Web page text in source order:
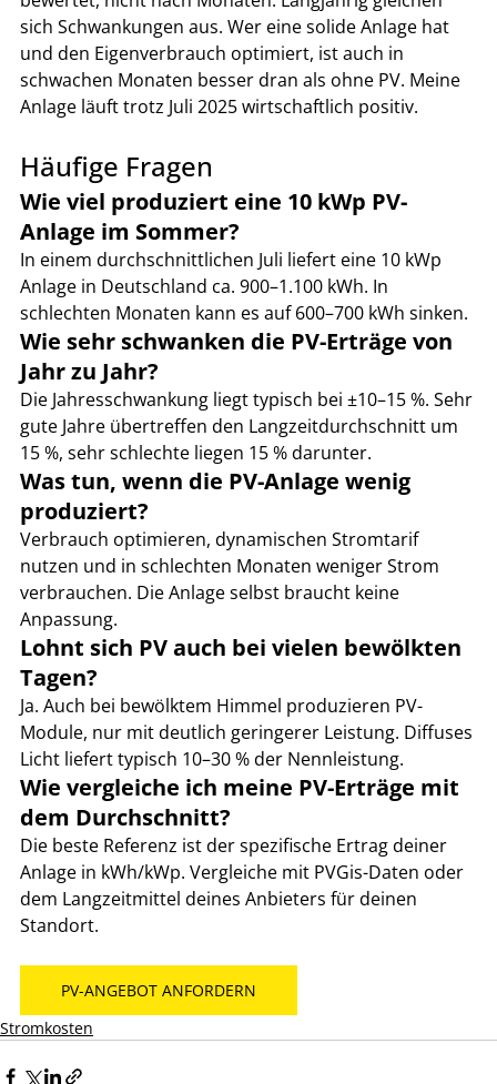
sich Schwankungen aus. Wer eine solide Anlage hat
und den Eigenverbrauch optimiert, ist auch in
schwachen Monaten besser dran als ohne PV. Meine
Anlage läuft trotz Juli 2025 wirtschaftlich positiv.
Häufige Fragen
Wie viel produziert eine 10 kWp PV-
Anlage im Sommer?
In einem durchschnittlichen Juli liefert eine 10 kWp
Anlage in Deutschland ca. 900–1.100 kWh. In
schlechten Monaten kann es auf 600–700 kWh sinken.
Wie sehr schwanken die PV-Erträge von
Jahr zu Jahr?
Die Jahresschwankung liegt typisch bei ±10–15 %. Sehr
gute Jahre übertreffen den Langzeitdurchschnitt um
15 %, sehr schlechte liegen 15 % darunter.
Was tun, wenn die PV-Anlage wenig
produziert?
Verbrauch optimieren, dynamischen Stromtarif
nutzen und in schlechten Monaten weniger Strom
verbrauchen. Die Anlage selbst braucht keine
Anpassung.
Lohnt sich PV auch bei vielen bewölkten
Tagen?
Ja. Auch bei bewölktem Himmel produzieren PV-
Module, nur mit deutlich geringerer Leistung. Diffuses
Licht liefert typisch 10–30 % der Nennleistung.
Wie vergleiche ich meine PV-Erträge mit
dem Durchschnitt?
Die beste Referenz ist der spezifische Ertrag deiner
Anlage in kWh/kWp. Vergleiche mit PVGis-Daten oder
dem Langzeitmittel deines Anbieters für deinen
Standort.
PV-ANGEBOT ANFORDERN
Stromkosten